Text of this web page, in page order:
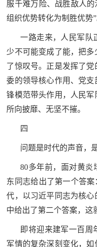
服千难万险、战胜敌人
组织优势转化为制胜优势”
一路走来，人民军队
少不可能变成了能，把
了惊叹号。正是发挥了
委的领导核心作用、党
锋模范带头作用，人民
所向披靡、无坚不摧。
四
问题是时代的声音，
80多年前，面对黄炎
东同志给出了第一个答
代，以习近平同志为核
中给出了第二个答案，这
即将迎来建军一百周
军情的复杂深刻变化，